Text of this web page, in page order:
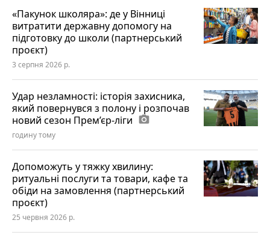
«Пакунок школяра»: де у Вінниці
витратити державну допомогу на
підготовку до школи (партнерський
проєкт)
3 серпня 2026 р.
Удар незламності: історія захисника,
який повернувся з полону і розпочав
новий сезон Прем’єр-ліги photo_camera
годину тому
Допоможуть у тяжку хвилину:
ритуальні послуги та товари, кафе та
обіди на замовлення (партнерський
проєкт)
25 червня 2026 р.